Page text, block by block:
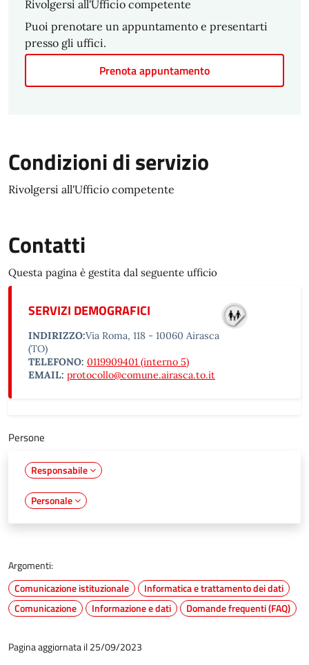
Rivolgersi all'Ufficio competente
Puoi prenotare un appuntamento e presentarti
presso gli uffici.
Prenota appuntamento
Condizioni di servizio
Rivolgersi all'Ufficio competente
Contatti
Questa pagina è gestita dal seguente ufficio
SERVIZI DEMOGRAFICI
INDIRIZZO:Via Roma, 118 - 10060 Airasca
(TO)
TELEFONO: 0119909401 (interno 5)
EMAIL: protocollo@comune.airasca.to.it
Persone
Responsabile
Personale
Argomenti:
Comunicazione istituzionale
Informatica e trattamento dei dati
Comunicazione
Informazione e dati Domande frequenti (FAQ)
Pagina aggiornata il 25/09/2023